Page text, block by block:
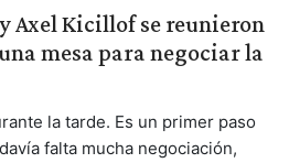
Axel Kicillof se reunieron
mesa para negociar la
la tarde. Es un primer paso
falta mucha negociación,